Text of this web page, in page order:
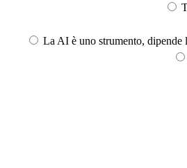
La AI è uno strumento, dipende